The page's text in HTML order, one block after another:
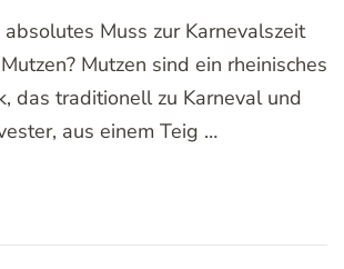
absolutes Muss zur Karnevalszeit
Mutzen sind ein rheinisches
das traditionell zu Karneval und
aus einem Teig …